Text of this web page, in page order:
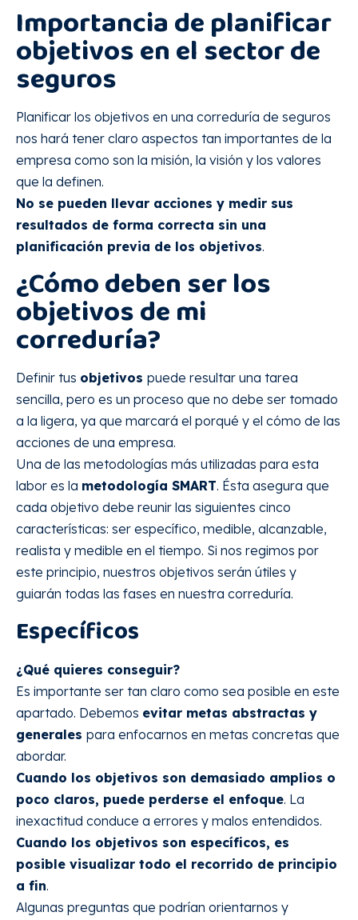
Importancia de planificar
objetivos en el sector de
seguros
Planificar los objetivos en una correduría de seguros
nos hará tener claro aspectos tan importantes de la
empresa como son la misión, la visión y los valores
que la definen.
No se pueden llevar acciones y medir sus
resultados de forma correcta sin una
planificación previa de los objetivos.
¿Cómo deben ser los
objetivos de mi
correduría?
Definir tus objetivos puede resultar una tarea
sencilla, pero es un proceso que no debe ser tomado
a la ligera, ya que marcará el porqué y el cómo de las
acciones de una empresa.
Una de las metodologías más utilizadas para esta
labor es la metodología SMART. Ésta asegura que
cada objetivo debe reunir las siguientes cinco
características: ser específico, medible, alcanzable,
realista y medible en el tiempo. Si nos regimos por
este principio, nuestros objetivos serán útiles y
guiarán todas las fases en nuestra correduría.
Específicos
¿Qué quieres conseguir?
Es importante ser tan claro como sea posible en este
apartado. Debemos evitar metas abstractas y
generales para enfocarnos en metas concretas que
abordar.
Cuando los objetivos son demasiado amplios o
poco claros, puede perderse el enfoque. La
inexactitud conduce a errores y malos entendidos.
Cuando los objetivos son específicos, es
posible visualizar todo el recorrido de principio
a fin.
Algunas preguntas que podrían orientarnos y